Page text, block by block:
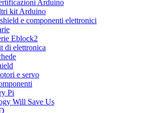
Arduino
kit Arduino
e componenti elettronici
Eblock2
di elettronica
e servo
Pi
Will Save Us